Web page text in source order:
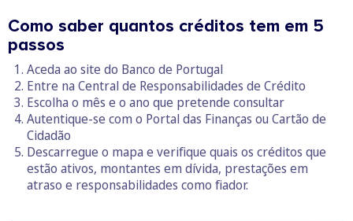
Como saber quantos créditos tem em 5
passos
Aceda ao site do Banco de Portugal
Entre na Central de Responsabilidades de Crédito
Escolha o mês e o ano que pretende consultar
Autentique-se com o Portal das Finanças ou Cartão de
Cidadão
Descarregue o mapa e verifique quais os créditos que
estão ativos, montantes em dívida, prestações em
atraso e responsabilidades como fiador.